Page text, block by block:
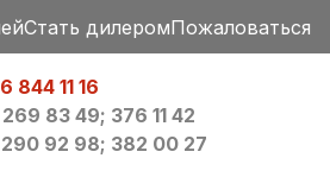
Стать дилеромПожаловаться
844 11 16
83 49; 376 11 42
92 98; 382 00 27